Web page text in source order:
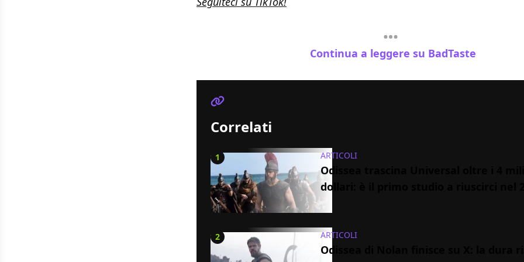
Continua a leggere su BadTaste
Correlati
1 ARTICOLI
Odissea trascina Universal oltre i 4
dollari: è il primo studio a riuscirci nel
2 ARTICOLI
Odissea di Nolan finisce su X: la dura